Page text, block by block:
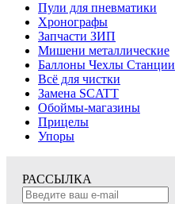
Пули для пневматики
Хронографы
Запчасти ЗИП
Мишени металлические
Баллоны Чехлы Станции
Всё для чистки
Замена SCATT
Обоймы-магазины
Прицелы
Упоры
РАССЫЛКА